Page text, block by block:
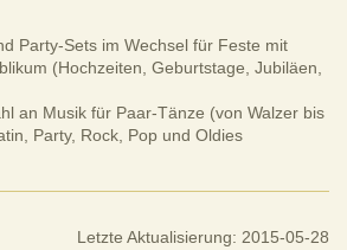
Party-Sets im Wechsel für Feste mit
(Hochzeiten, Geburtstage, Jubiläen,
an Musik für Paar-Tänze (von Walzer bis
Party, Rock, Pop und Oldies
Letzte Aktualisierung: 2015-05-28